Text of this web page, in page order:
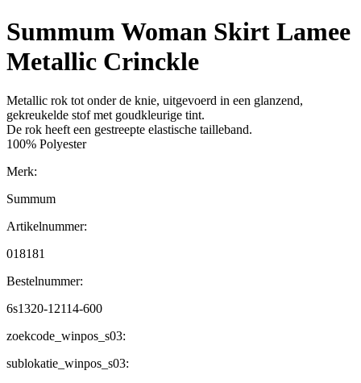
Summum Woman Skirt Lamee
Metallic Crinckle
Metallic rok tot onder de knie, uitgevoerd in een glanzend,
gekreukelde stof met goudkleurige tint.
De rok heeft een gestreepte elastische tailleband.
100% Polyester
Merk:
Summum
Artikelnummer:
018181
Bestelnummer:
6s1320-12114-600
zoekcode_winpos_s03:
sublokatie_winpos_s03: